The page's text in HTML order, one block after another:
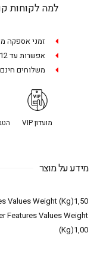
למה לקוחות
זמני אספקה
אפשרות עד 12 תשלומים ללא ריבית
משלוחים חינם מעל
מועדון VIP
מידע על מוצר
Values Weight (Kg)1,50
Features Values Weight
(Kg)1,00